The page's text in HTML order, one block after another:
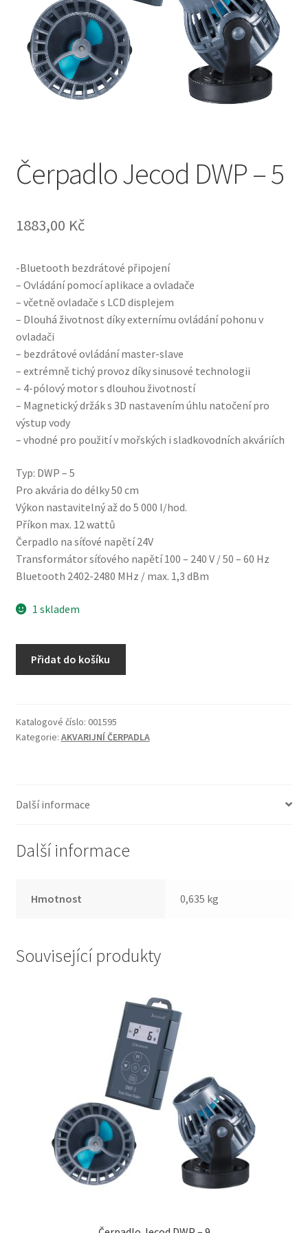
Čerpadlo Jecod DWP – 5
1883,00 Kč
-Bluetooth bezdrátové připojení
– Ovládání pomocí aplikace a ovladače
– včetně ovladače s LCD displejem
– Dlouhá životnost díky externímu ovládání pohonu v
ovladači
– bezdrátové ovládání master-slave
– extrémně tichý provoz díky sinusové technologii
– 4-pólový motor s dlouhou životností
– Magnetický držák s 3D nastavením úhlu natočení pro
výstup vody
– vhodné pro použití v mořských i sladkovodních akváriích
Typ: DWP – 5
Pro akvária do délky 50 cm
Výkon nastavitelný až do 5 000 l/hod.
Příkon max. 12 wattů
Čerpadlo na síťové napětí 24V
Transformátor síťového napětí 100 – 240 V / 50 – 60 Hz
Bluetooth 2402-2480 MHz / max. 1,3 dBm
1 skladem
Čerpadlo
5
množství
Přidat do košíku
Katalogové číslo: 001595
Kategorie: AKVARIJNÍ ČERPADLA
Další informace
Další informace
Hmotnost 0,635 kg
Související produkty